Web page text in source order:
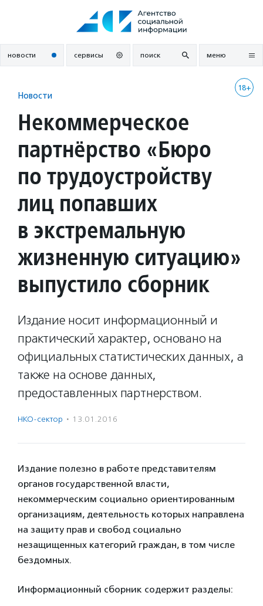
новости сервисы поиск меню
18+
Новости
Некоммерческое
партнёрство «Бюро
по трудоустройству
лиц попавших
в экстремальную
жизненную ситуацию»
выпустило сборник
Издание носит информационный и
практический характер, основано на
официальных статистических данных, а
также на основе данных,
предоставленных партнерством.
НКО-сектор · 13.01.2016
Издание полезно в работе представителям
органов государственной власти,
некоммерческим социально ориентированным
организациям, деятельность которых направлена
на защиту прав и свобод социально
незащищенных категорий граждан, в том числе
бездомных.
Информационный сборник содержит разделы: